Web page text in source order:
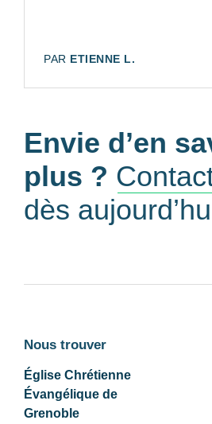
AUTEUR:
PAR ETIENNE L.
Envie d’en
plus ?
dès
Nous trouver
Église Chrétienne
Évangélique de
Grenoble